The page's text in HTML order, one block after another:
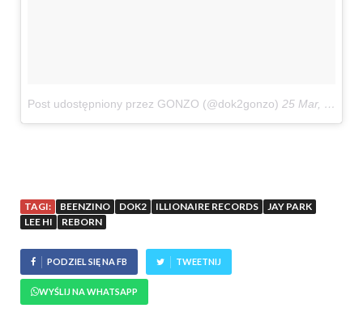
Post udostępniony przez GONZO (@dok2gonzo) 25 Mar, 2017 o 6:50 PDT
TAGI: BEENZINO DOK2 ILLIONAIRE RECORDS
JAY PARK
LEE HI
REBORN
PODZIEL SIĘ NA FB TWEETNIJ
WYŚLIJ NA WHATSAPP